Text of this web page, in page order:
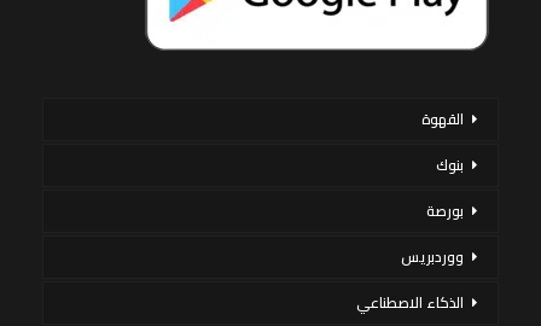
القهوة
بنوك
بورصة
ووردبريس
الذكاء الاصطناعي